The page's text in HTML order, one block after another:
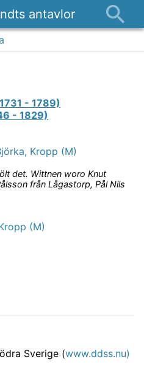
antavlor
- 1789)
- 1829)
Kropp (M)
det. Wittnen woro Knut
från Lågastorp, Pål Nils
(M)
Sverige (www.ddss.nu)